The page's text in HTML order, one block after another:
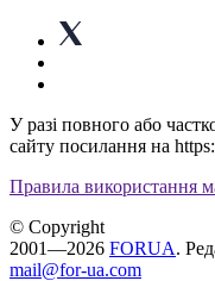
У разі повного або
сайту посилання на
Правила використання
© Copyright
2001—2026 FORUA.
mail@for-ua.com